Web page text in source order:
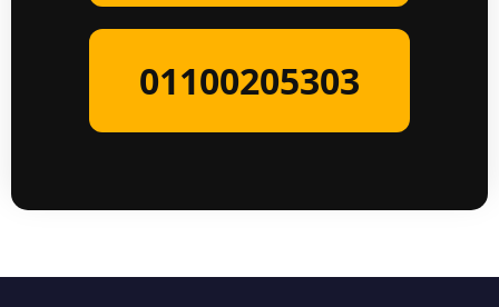
01100205303